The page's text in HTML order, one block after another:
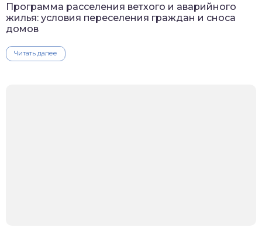
Программа расселения ветхого и аварийного
жилья: условия переселения граждан и сноса
домов
Читать далее